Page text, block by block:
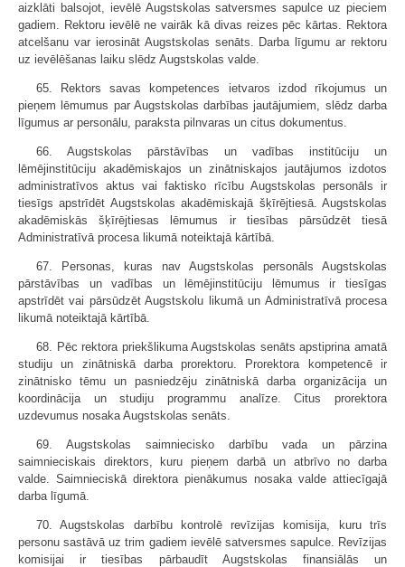
aizklāti balsojot, ievēlē Augstskolas satversmes sapulce uz pieciem
gadiem. Rektoru ievēlē ne vairāk kā divas reizes pēc kārtas. Rektora
atcelšanu var ierosināt Augstskolas senāts. Darba līgumu ar rektoru
uz ievēlēšanas laiku slēdz Augstskolas valde.
65. Rektors savas kompetences ietvaros izdod rīkojumus un
pieņem lēmumus par Augstskolas darbības jautājumiem, slēdz darba
līgumus ar personālu, paraksta pilnvaras un citus dokumentus.
66. Augstskolas pārstāvības un vadības institūciju un
lēmējinstitūciju akadēmiskajos un zinātniskajos jautājumos izdotos
administratīvos aktus vai faktisko rīcību Augstskolas personāls ir
tiesīgs apstrīdēt Augstskolas akadēmiskajā šķīrējtiesā. Augstskolas
akadēmiskās šķīrējtiesas lēmumus ir tiesības pārsūdzēt tiesā
Administratīvā procesa likumā noteiktajā kārtībā.
67. Personas, kuras nav Augstskolas personāls Augstskolas
pārstāvības un vadības un lēmējinstitūciju lēmumus ir tiesīgas
apstrīdēt vai pārsūdzēt Augstskolu likumā un Administratīvā procesa
likumā noteiktajā kārtībā.
68. Pēc rektora priekšlikuma Augstskolas senāts apstiprina amatā
studiju un zinātniskā darba prorektoru. Prorektora kompetencē ir
zinātnisko tēmu un pasniedzēju zinātniskā darba organizācija un
koordinācija un studiju programmu analīze. Citus prorektora
uzdevumus nosaka Augstskolas senāts.
69. Augstskolas saimniecisko darbību vada un pārzina
saimnieciskais direktors, kuru pieņem darbā un atbrīvo no darba
valde. Saimnieciskā direktora pienākumus nosaka valde attiecīgajā
darba līgumā.
70. Augstskolas darbību kontrolē revīzijas komisija, kuru trīs
personu sastāvā uz trim gadiem ievēlē satversmes sapulce. Revīzijas
komisijai ir tiesības pārbaudīt Augstskolas finansiālās un